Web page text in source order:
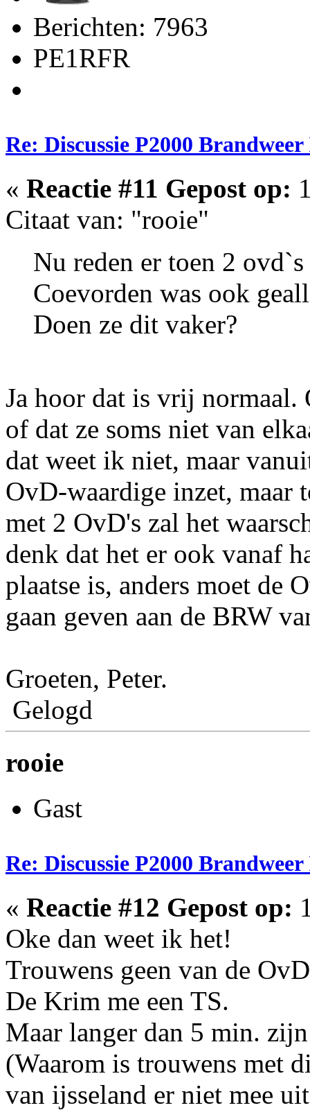
Berichten: 7963
PE1RFR
Re: Discussie P2000
« Reactie #11 Gepost op:
Citaat van: "rooie"
Nu reden er toen 2
Coevorden was ook
Doen ze dit vaker?
Ja hoor dat is vrij normaal.
of dat ze soms niet van
dat weet ik niet, maar
OvD-waardige inzet, maar
met 2 OvD's zal het
denk dat het er ook vanaf
plaatse is, anders moet de
gaan geven aan de BRW
Groeten, Peter.
Gelogd
rooie
Gast
Re: Discussie P2000
« Reactie #12 Gepost op:
Oke dan weet ik het!
Trouwens geen van de
De Krim me een TS.
Maar langer dan 5 min.
(Waarom is trouwens met
van ijsseland er niet mee